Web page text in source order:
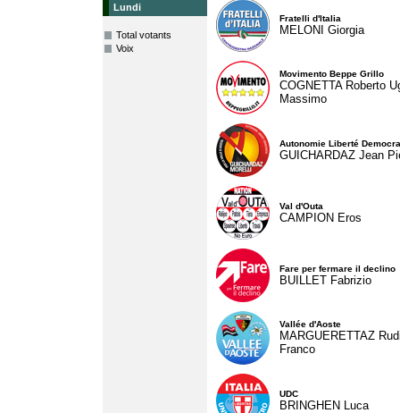
Lundi
Total votants
Voix
Fratelli d'Italia
MELONI Giorgia
Movimento Beppe Grillo
COGNETTA Roberto
Massimo
Autonomie Liberté
GUICHARDAZ Jean
Val d'Outa
CAMPION Eros
Fare per fermare il declino
BUILLET Fabrizio
Vallée d'Aoste
MARGUERETTAZ
Franco
UDC
BRINGHEN Luca